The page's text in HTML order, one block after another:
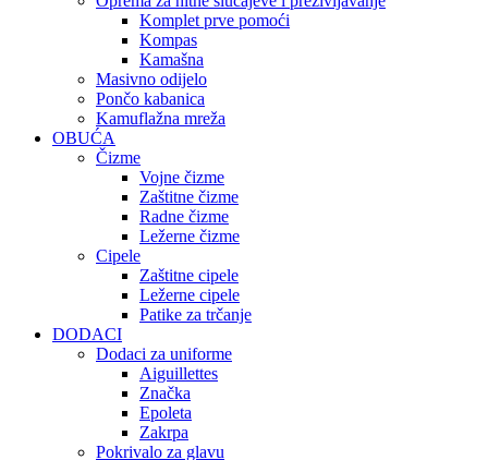
Komplet prve pomoći
Kompas
Kamašna
Masivno odijelo
Pončo kabanica
Kamuflažna mreža
OBUĆA
Čizme
Vojne čizme
Zaštitne čizme
Radne čizme
Ležerne čizme
Cipele
Zaštitne cipele
Ležerne cipele
Patike za trčanje
DODACI
Dodaci za uniforme
Aiguillettes
Značka
Epoleta
Zakrpa
Pokrivalo za glavu